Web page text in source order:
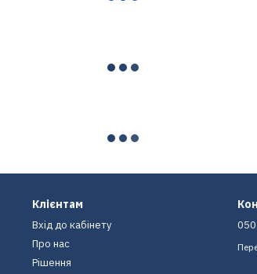
Клієнтам
Вхід до кабінету
Про нас
Рішення